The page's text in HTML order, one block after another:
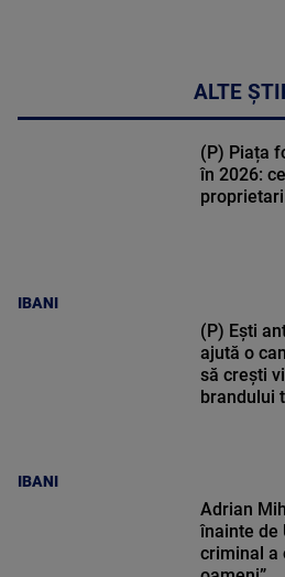
ALTE
IBANI
(P) Piața
în 2026:
IBANI
(P) Ești
ajută o
să crești
brandului
Adrian
înainte de
criminal a